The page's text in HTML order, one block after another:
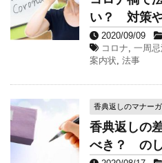
い？ 対策
2020/09/09
コロナ 一周
案内状 法事
香典返しのマナー
香典返しの
べき？ のし